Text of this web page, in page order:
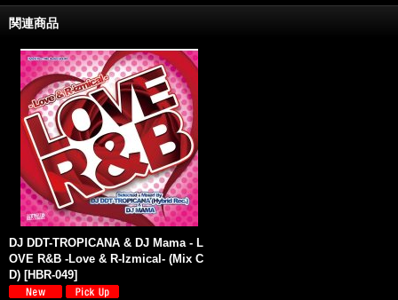
関連商品
DJ DDT-TROPICANA & DJ Mama - L
OVE R&B -Love & R-Izmical- (Mix C
D) [HBR-049]